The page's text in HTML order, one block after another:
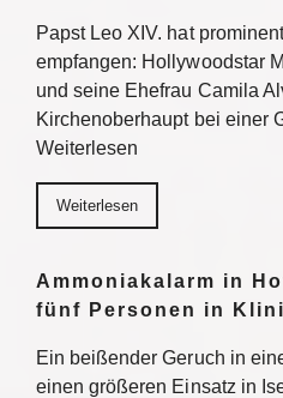
Papst Leo XIV. hat
empfangen: Hollywoodstar
und seine Ehefrau Camila
Kirchenoberhaupt bei einer
Weiterlesen
Weiterlesen
Ammoniakalarm in
fünf Personen in
Ein beißender Geruch in
einen größeren Einsatz in